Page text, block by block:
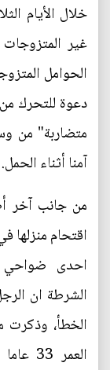
خلال الأيام
الحوامل
دعوة للتحرك
متضاربة" من
آمنا أثناء الحمل.
من جانب آخر
اقتحام
احدى ضواحي
الشرطة ان
الخطأ، وذكرت